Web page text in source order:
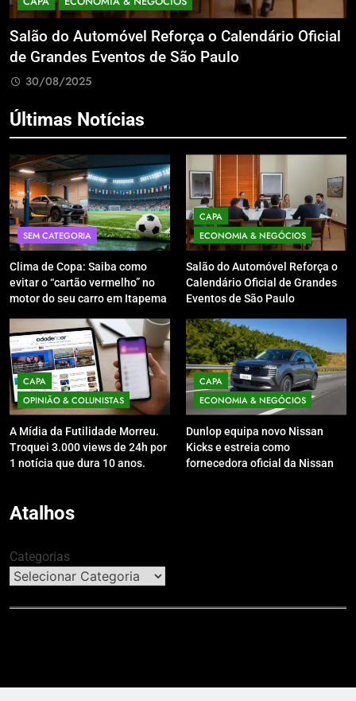
Salão do Automóvel Reforça o Calendário Oficial
de Grandes Eventos de São Paulo
30/08/2025
Últimas Notícias
SEM CATEGORIA
Clima de Copa: Saiba como
evitar o “cartão vermelho” no
motor do seu carro em Itapema
CAPA
ECONOMIA & NEGÓCIOS
Salão do Automóvel Reforça o
Calendário Oficial de Grandes
Eventos de São Paulo
CAPA
OPINIÃO & COLUNISTAS
A Mídia da Futilidade Morreu.
Troquei 3.000 views de 24h por
1 notícia que dura 10 anos.
CAPA
ECONOMIA & NEGÓCIOS
Dunlop equipa novo Nissan
Kicks e estreia como
fornecedora oficial da Nissan
Atalhos
Categorias